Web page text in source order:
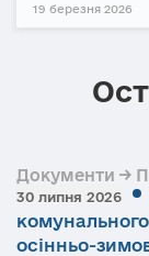
19 березня 2026
Документи →
30 липня 2026
осінньо-